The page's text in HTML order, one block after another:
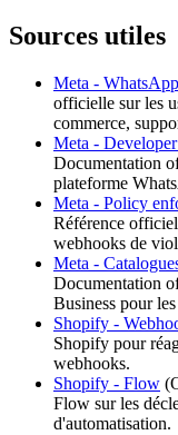
Sources utiles
Meta -
officielle sur les
commerce,
Meta -
Documentation
plateforme
Meta - Policy
Référence
webhooks de
Meta -
Documentation
Business pour
Shopify -
Shopify pour
webhooks.
Shopify - Flow (
Flow sur les
d'automatisation.